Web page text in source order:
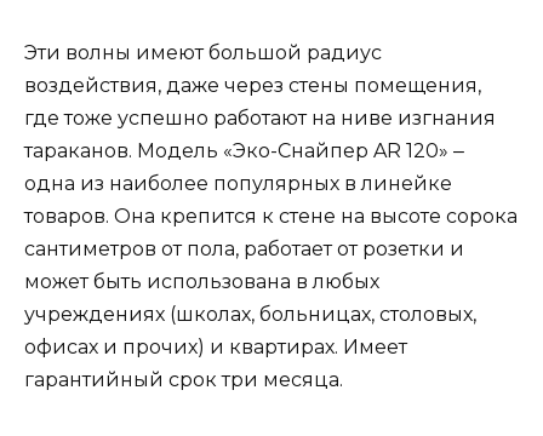
Эти волны имеют большой радиус
воздействия, даже через стены помещения,
где тоже успешно работают на ниве изгнания
тараканов. Модель «Эко-Снайпер AR 120» ‒
одна из наиболее популярных в линейке
товаров. Она крепится к стене на высоте сорока
сантиметров от пола, работает от розетки и
может быть использована в любых
учреждениях (школах, больницах, столовых,
офисах и прочих) и квартирах. Имеет
гарантийный срок три месяца.